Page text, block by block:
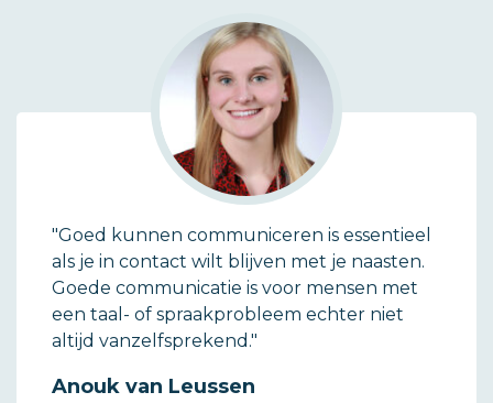
"Goed kunnen communiceren is essentieel
als je in contact wilt blijven met je naasten.
Goede communicatie is voor mensen met
een taal- of spraakprobleem echter niet
altijd vanzelfsprekend."
Anouk van Leussen